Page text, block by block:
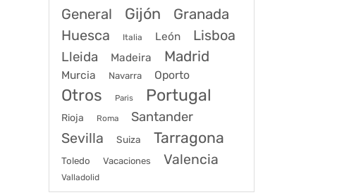
General Gijón
Granada
Huesca
Italia León Lisboa
Lleida Madeira Madrid
Murcia Navarra Oporto
Otros Paris Portugal
Rioja Roma Santander
Sevilla Suiza Tarragona
Toledo Vacaciones Valencia
Valladolid